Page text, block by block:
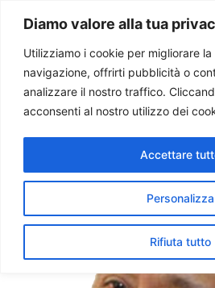
Diamo valore alla tua
Utilizziamo i cookie per migliorare
navigazione, offrirti pubblicità o
analizzare il nostro traffico.
acconsenti al nostro utilizzo dei
Personalizza
Rifiuta tutto
Accettare
Paolo
Chiesa
dialogo. No a
Costituzione